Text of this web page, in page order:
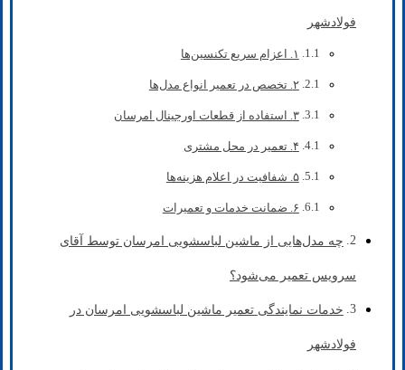
فولادشهر
۱. اعزام سریع تکنسین‌ها
۲. تخصص در تعمیر انواع مدل‌ها
۳. استفاده از قطعات اورجینال امرسان
۴. تعمیر در محل مشتری
۵. شفافیت در اعلام هزینه‌ها
۶. ضمانت خدمات و تعمیرات
چه مدل‌هایی از ماشین لباسشویی امرسان توسط آقای
سرویس تعمیر می‌شود؟
خدمات نمایندگی تعمیر ماشین لباسشویی امرسان در
فولادشهر